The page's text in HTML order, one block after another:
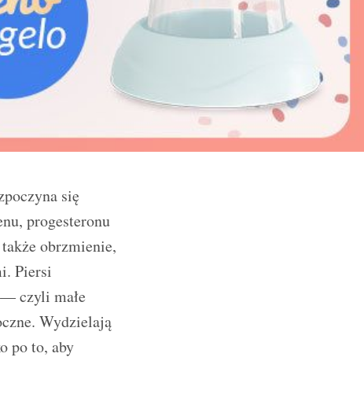
się
progesteronu
obrzmienie,
Piersi
czyli małe
Wydzielają
po to, aby